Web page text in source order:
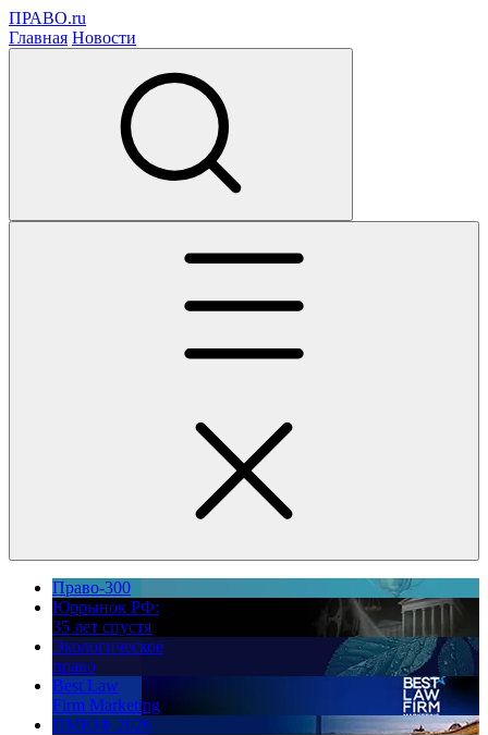
ПРАВО.ru
Главная Новости
Право-300
Юррынок РФ:
35 лет спустя
Экологическое
право
Best Law
Firm Marketing
ПМЮФ 2026